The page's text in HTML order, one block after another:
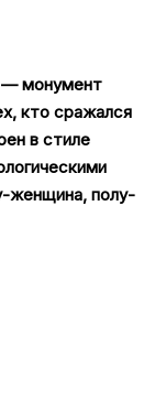
— монумент
кто сражался
в стиле
женщина, полу-